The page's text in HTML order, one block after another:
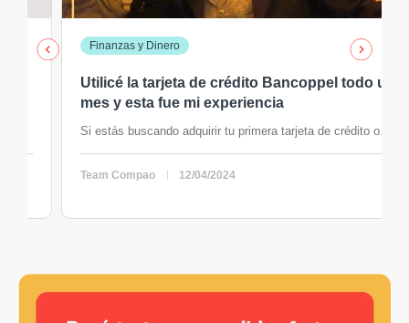
Finanzas y Dinero
Utilicé la tarjeta de crédito Bancoppel todo un
mes y esta fue mi experiencia
Si estás buscando adquirir tu primera tarjeta de crédito o...
Team Compao 12/04/2024